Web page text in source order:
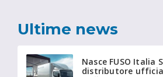
Ultime news
Nasce FUSO Italia
distributore